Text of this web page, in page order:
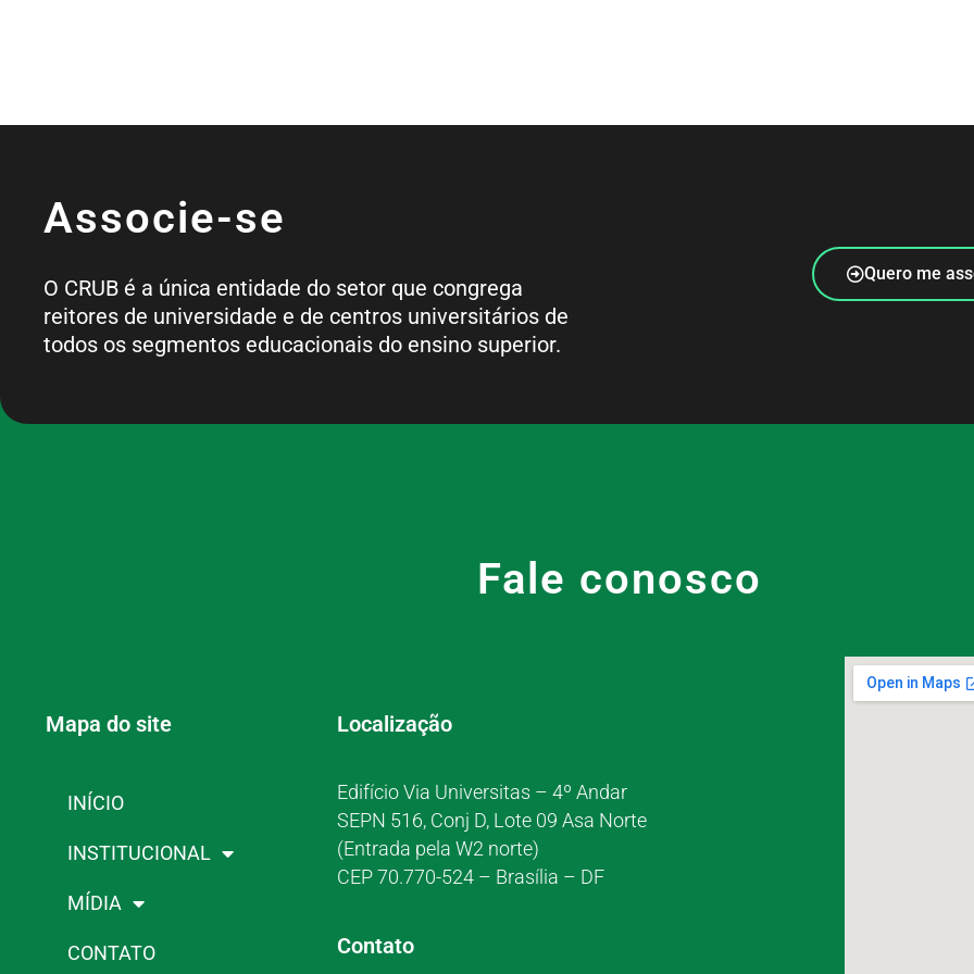
Associe-se
O CRUB é a única entidade do setor que congrega
reitores de universidade e de centros universitários de
todos os segmentos educacionais do ensino superior.
Quero me
Fale conosco
Mapa do site
INÍCIO
INSTITUCIONAL
MÍDIA
CONTATO
Localização
Edifício Via Universitas – 4º Andar
SEPN 516, Conj D, Lote 09 Asa Norte
(Entrada pela W2 norte)
CEP 70.770-524 – Brasília – DF
Contato